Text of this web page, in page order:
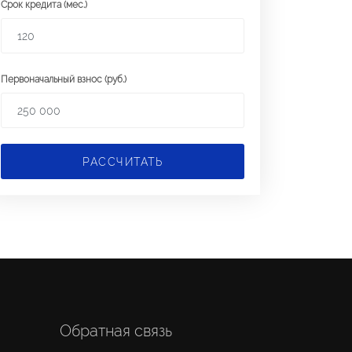
Срок кредита (мес.)
Первоначальный взнос (руб.)
РАССЧИТАТЬ
Обратная связь